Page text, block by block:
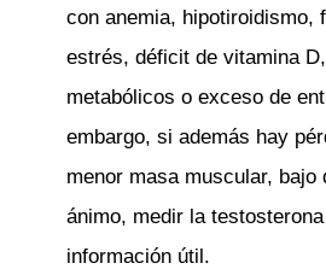
con anemia, hipotiroidismo,
estrés, déficit de vitamina
metabólicos o exceso de
embargo, si además hay
menor masa muscular, bajo
ánimo, medir la
información útil.